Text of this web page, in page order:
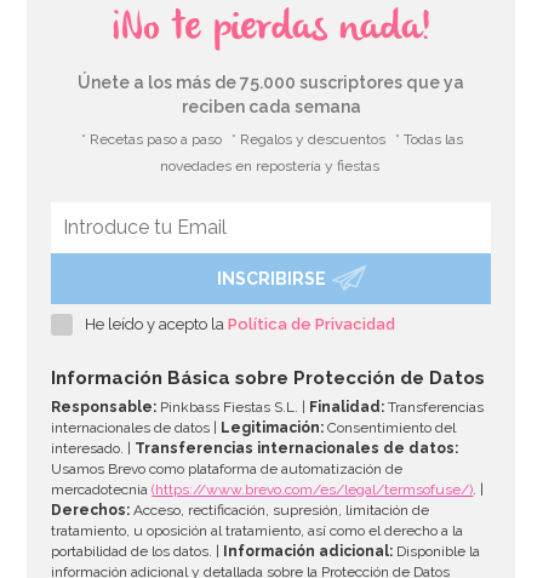
Globos Noche de Miedo Halloween
AÑADIR
¡No te pierdas nada!
Únete a los más de 75.000 suscriptores que ya
reciben cada semana
* Recetas paso a paso * Regalos y descuentos
* Todas las
novedades en repostería y fiestas
INSCRIBIRSE
He leído y acepto laPolítica de Privacidad
Información Básica sobre Protección de Datos
Responsable: Pinkbass Fiestas S.L. | Finalidad: Transferencias
internacionales de datos |
Legitimación: Consentimiento del
interesado. | Transferencias internacionales de datos:
Usamos Brevo como plataforma de automatización de
mercadotecnia(https://www.brevo.com/es/legal/termsofuse/). |
Derechos: Acceso, rectificación, supresión, limitación de
tratamiento, u oposición al tratamiento, así como el derecho a la
portabilidad de los datos. |
Información adicional: Disponible la
información adicional y detallada sobre la Protección de Datos